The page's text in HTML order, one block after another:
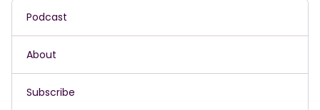
Podcast
About
Subscribe